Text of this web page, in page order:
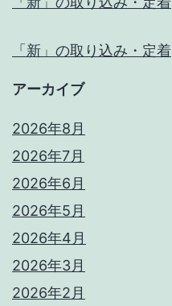
「新」の取り込み・定着
アーカイブ
2026年8月
2026年7月
2026年6月
2026年5月
2026年4月
2026年3月
2026年2月